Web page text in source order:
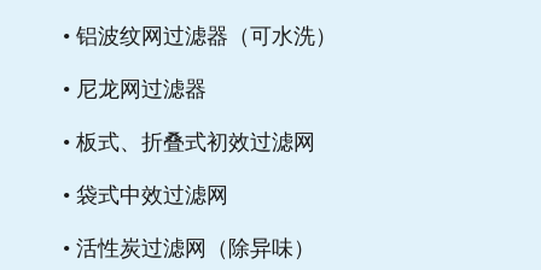
• 铝波纹网过滤器（可水洗）
• 尼龙网过滤器
• 板式、折叠式初效过滤网
• 袋式中效过滤网
• 活性炭过滤网（除异味）